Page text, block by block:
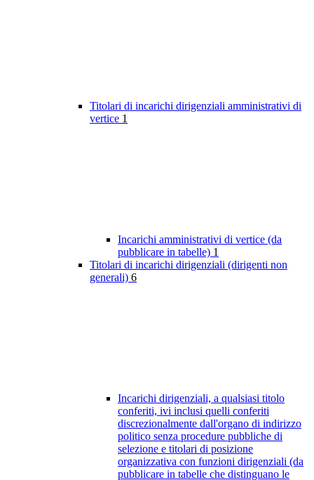
Titolari di incarichi dirigenziali amministrativi di
vertice 1
Incarichi amministrativi di vertice (da
pubblicare in tabelle) 1
Titolari di incarichi dirigenziali (dirigenti non
generali) 6
Incarichi dirigenziali, a qualsiasi titolo
conferiti, ivi inclusi quelli conferiti
discrezionalmente dall'organo di indirizzo
politico senza procedure pubbliche di
selezione e titolari di posizione
organizzativa con funzioni dirigenziali (da
pubblicare in tabelle che distinguano le